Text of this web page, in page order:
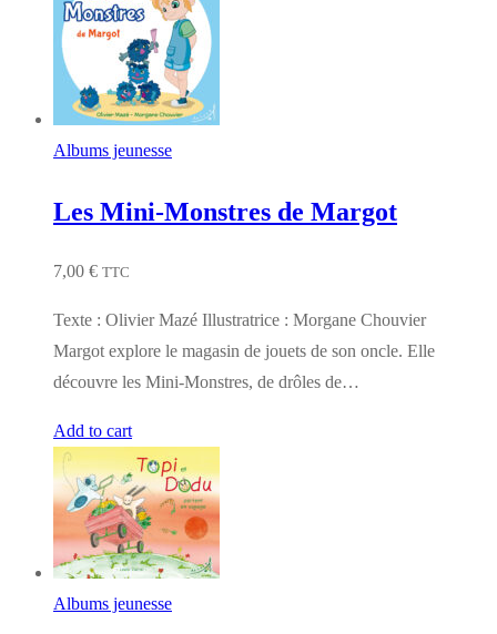
Albums jeunesse
Les Mini-Monstres de Margot
7,00 € TTC
Texte : Olivier Mazé Illustratrice : Morgane Chouvier
Margot explore le magasin de jouets de son oncle. Elle
découvre les Mini-Monstres, de drôles de…
Add to cart
Albums jeunesse